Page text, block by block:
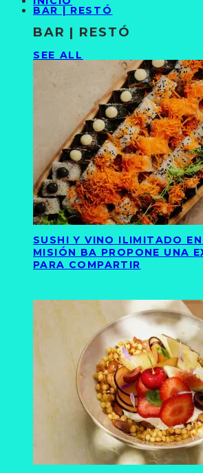
BAR | RESTÓ
BAR | RESTÓ
SEE ALL
SUSHI Y VINO ILIMITADO
MISIÓN BA PROPONE UNA
PARA COMPARTIR